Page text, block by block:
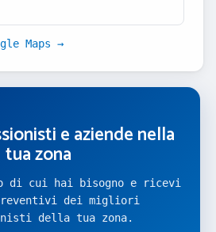
Maps →
e aziende nella
tua zona
di cui hai bisogno e ricevi
dei migliori
della tua zona.